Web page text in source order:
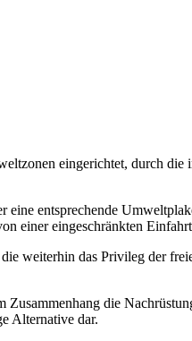
eingerichtet, durch die
eine entsprechende
einer eingeschränkten
weiterhin das Privileg der
die
Alternative dar.